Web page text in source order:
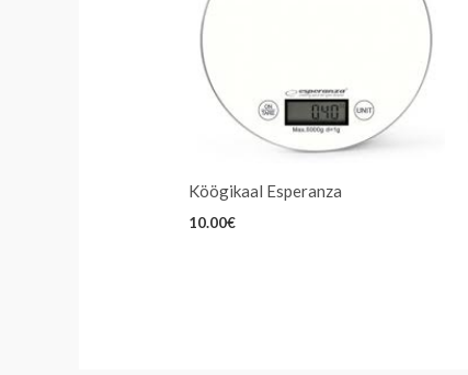
Köögikaal Esperanza
10.00€